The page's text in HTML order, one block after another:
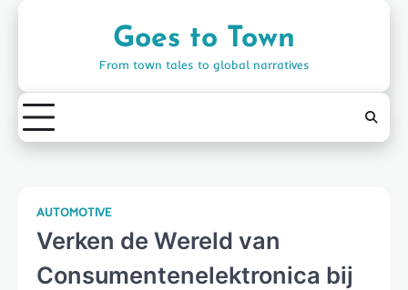
Goes to Town
From town tales to global narratives
AUTOMOTIVE
Verken de Wereld van
Consumentenelektronica bij